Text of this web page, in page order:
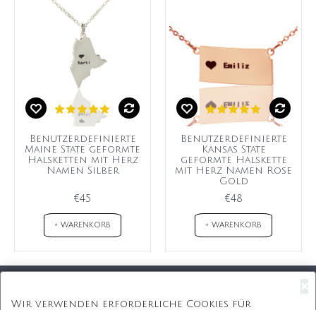
Benutzerdefinierte
Maine State geformte
Halsketten mit Herz
Namen Silber
€45
+ WARENKORB
Benutzerdefinierte
Kansas State
geformte Halskette
mit Herz Namen Rose
Gold
€48
+ WARENKORB
Wir verwenden erforderliche Cookies für